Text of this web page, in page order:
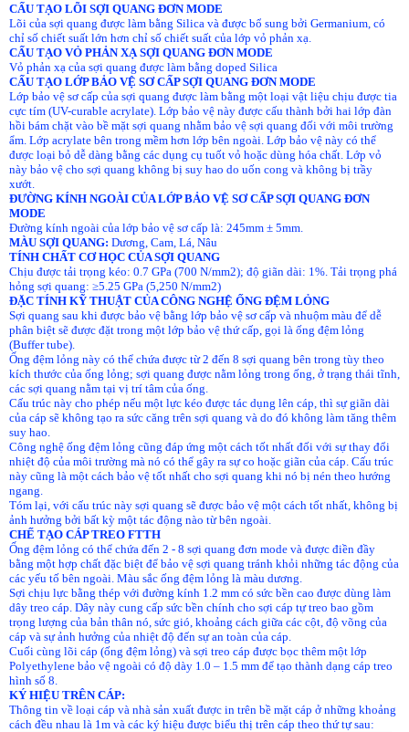
CẤU TẠO LÕI SỢI QUANG ĐƠN MODE
Lõi của sợi quang được làm bằng Silica và được bổ sung bởi Germanium, có
chỉ số chiết suất lớn hơn chỉ số chiết suất của lớp vỏ phản xạ.
CẤU TẠO VỎ PHẢN XẠ SỢI QUANG ĐƠN MODE
Vỏ phản xạ của sợi quang được làm bằng doped Silica
CẤU TẠO LỚP BẢO VỆ SƠ CẤP SỢI QUANG ĐƠN MODE
Lớp bảo vệ sơ cấp của sợi quang được làm bằng một loại vật liệu chịu được tia
cực tím (UV-curable acrylate). Lớp bảo vệ này được cấu thành bởi hai lớp đàn
hồi bám chặt vào bề mặt sợi quang nhằm bảo vệ sợi quang đối với môi trường
ẩm. Lớp acrylate bên trong mềm hơn lớp bên ngoài. Lớp bảo vệ này có thể
được loại bỏ dễ dàng bằng các dụng cụ tuốt vỏ hoặc dùng hóa chất. Lớp vỏ
này bảo vệ cho sợi quang không bị suy hao do uốn cong và không bị trầy
xướt.
ĐƯỜNG KÍNH NGOÀI CỦA LỚP BẢO VỆ SƠ CẤP SỢI QUANG ĐƠN
MODE
Đường kính ngoài của lớp bảo vệ sơ cấp là: 245mm ± 5mm.
MÀU SỢI QUANG: Dương, Cam, Lá, Nâu
TÍNH CHẤT CƠ HỌC CỦA SỢI QUANG
Chịu được tải trọng kéo: 0.7 GPa (700 N/mm2); độ giãn dài: 1%. Tải trọng phá
hỏng sợi quang: ≥5.25 GPa (5,250 N/mm2)
ĐẶC TÍNH KỸ THUẬT CỦA CÔNG NGHỆ ỐNG ĐỆM LỎNG
Sợi quang sau khi được bảo vệ bằng lớp bảo vệ sơ cấp và nhuộm màu để dễ
phân biệt sẽ được đặt trong một lớp bảo vệ thứ cấp, gọi là ống đệm lỏng
(Buffer tube).
Ống đệm lỏng này có thể chứa được từ 2 đến 8 sợi quang bên trong tùy theo
kích thước của ống lỏng; sợi quang được nằm lỏng trong ống, ở trạng thái tĩnh,
các sợi quang nằm tại vị trí tâm của ống.
Cấu trúc này cho phép nếu một lực kéo được tác dụng lên cáp, thì sự giãn dài
của cáp sẽ không tạo ra sức căng trên sợi quang và do đó không làm tăng thêm
suy hao.
Công nghệ ống đệm lỏng cũng đáp ứng một cách tốt nhất đối với sự thay đổi
nhiệt độ của môi trường mà nó có thể gây ra sự co hoặc giãn của cáp. Cấu trúc
này cũng là một cách bảo vệ tốt nhất cho sợi quang khi nó bị nén theo hướng
ngang.
Tóm lại, với cấu trúc này sợi quang sẽ được bảo vệ một cách tốt nhất, không bị
ảnh hưởng bởi bất kỳ một tác động nào từ bên ngoài.
CHẾ TẠO CÁP TREO FTTH
Ống đệm lỏng có thể chứa đến 2 - 8 sợi quang đơn mode và được điền đầy
bằng một hợp chất đặc biệt để bảo vệ sợi quang tránh khỏi những tác động của
các yếu tố bên ngoài. Màu sắc ống đệm lỏng là màu dương.
Sợi chịu lực bằng thép với đường kính 1.2 mm có sức bền cao được dùng làm
dây treo cáp. Dây này cung cấp sức bền chính cho sợi cáp tự treo bao gồm
trọng lượng của bản thân nó, sức gió, khoảng cách giữa các cột, độ võng của
cáp và sự ảnh hưởng của nhiệt độ đến sự an toàn của cáp.
Cuối cùng lõi cáp (ống đệm lỏng) và sợi treo cáp được bọc thêm một lớp
Polyethylene bảo vệ ngoài có độ dày 1.0 – 1.5 mm để tạo thành dạng cáp treo
hình số 8.
KÝ HIỆU TRÊN CÁP:
Thông tin về loại cáp và nhà sản xuất được in trên bề mặt cáp ở những khoảng
cách đều nhau là 1m và các ký hiệu được biểu thị trên cáp theo thứ tự sau: